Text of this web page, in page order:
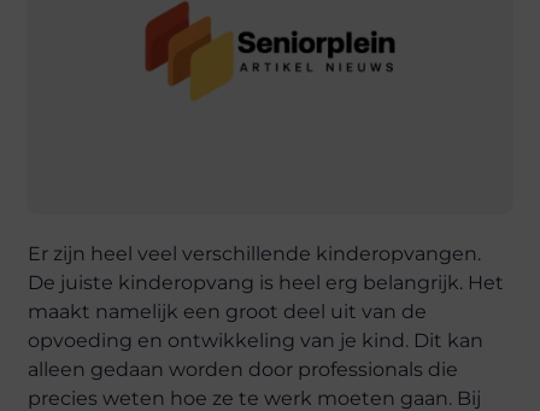
Er zijn heel veel verschillende kinderopvangen.
De juiste kinderopvang is heel erg belangrijk. Het
maakt namelijk een groot deel uit van de
opvoeding en ontwikkeling van je kind. Dit kan
alleen gedaan worden door professionals die
precies weten hoe ze te werk moeten gaan. Bij